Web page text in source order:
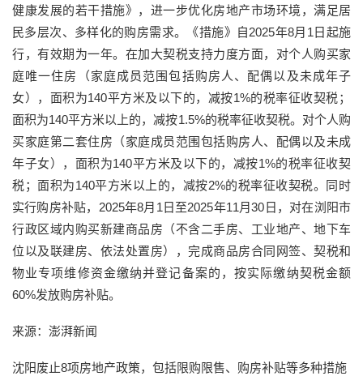
健康发展的若干措施》，进一步优化房地产市场环境，满足居
民多层次、多样化的购房需求。《措施》自2025年8月1日起施
行，有效期为一年。在加大契税支持力度方面，对个人购买家
庭唯一住房（家庭成员范围包括购房人、配偶以及未成年子
女），面积为140平方米及以下的，减按1%的税率征收契税；
面积为140平方米以上的，减按1.5%的税率征收契税。对个人购
买家庭第二套住房（家庭成员范围包括购房人、配偶以及未成
年子女），面积为140平方米及以下的，减按1%的税率征收契
税；面积为140平方米以上的，减按2%的税率征收契税。同时
实行购房补贴，2025年8月1日至2025年11月30日，对在浏阳市
行政区域内购买新建商品房（不含二手房、工业地产、地下车
位以及联建房、依法处置房），完成商品房合同网签、契税和
物业专项维修资金缴纳并登记备案的，按实际缴纳契税金额
60%发放购房补贴。
来源：澎湃新闻
沈阳废止8项房地产政策，包括限购限售、购房补贴等多种措施